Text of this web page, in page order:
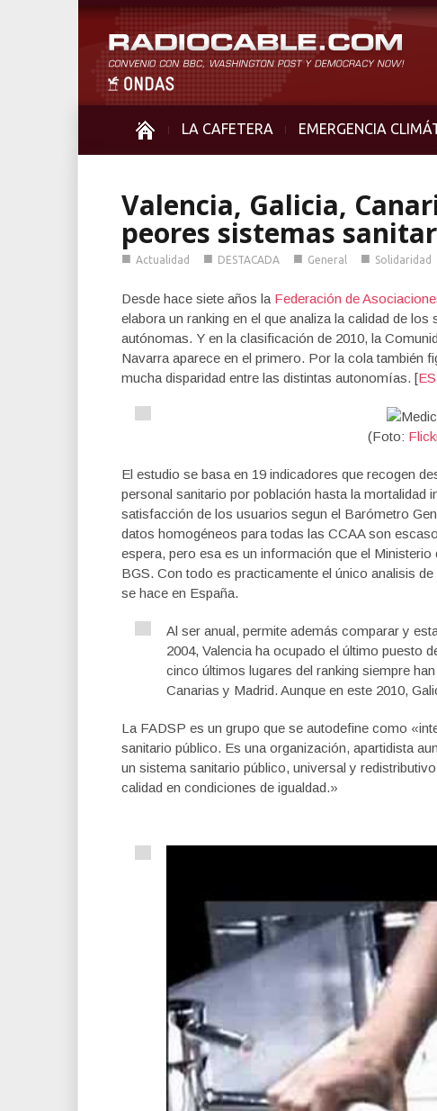
LA CAFETERA EMERGENCIA
Valencia, Galicia,
peores sistemas
■ Actualidad ■ DESTACADA ■ General ■ Solidaridad
Desde hace siete años la Federación de
elabora un ranking en el que analiza la calidad de
autónomas. Y en la clasificación de 2010, la
Navarra aparece en el primero. Por la cola también
mucha disparidad entre las distintas autonomías. [
(Foto:
El estudio se basa en 19 indicadores que recogen
personal sanitario por población hasta la mortalidad
satisfacción de los usuarios segun el Barómetro
datos homogéneos para todas las CCAA son
espera, pero esa es un información que el
BGS. Con todo es practicamente el único analisis
se hace en España.
Al ser anual, permite además comparar y
2004, Valencia ha ocupado el último puesto
cinco últimos lugares del ranking siempre
Canarias y Madrid. Aunque en este 2010,
La FADSP es un grupo que se autodefine como
sanitario público. Es una organización, apartidista
un sistema sanitario público, universal y
calidad en condiciones de igualdad.»